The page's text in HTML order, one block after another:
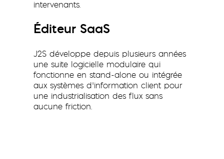
intervenants.
Éditeur SaaS
J2S développe depuis plusieurs années
une suite logicielle modulaire qui
fonctionne en stand-alone ou intégrée
aux systèmes d’information client pour
une industrialisation des flux sans
aucune friction.